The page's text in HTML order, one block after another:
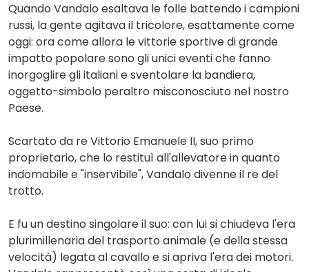
Quando Vandalo esaltava le folle battendo i campioni
russi, la gente agitava il tricolore, esattamente come
oggi: ora come allora le vittorie sportive di grande
impatto popolare sono gli unici eventi che fanno
inorgoglire gli italiani e sventolare la bandiera,
oggetto-simbolo peraltro misconosciuto nel nostro
Paese.
Scartato da re Vittorio Emanuele II, suo primo
proprietario, che lo restituì all'allevatore in quanto
indomabile e "inservibile", Vandalo divenne il re del
trotto.
E fu un destino singolare il suo: con lui si chiudeva l'era
plurimillenaria del trasporto animale (e della stessa
velocità) legata al cavallo e si apriva l'era dei motori.